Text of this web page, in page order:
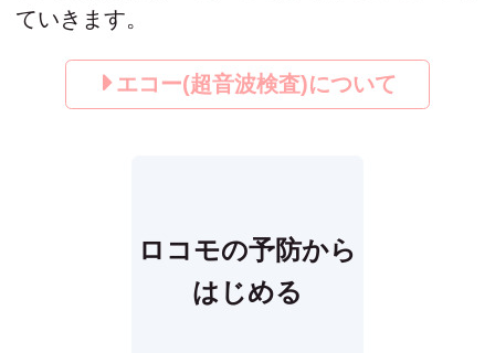
ていきます。
エコー(超音波検査)について
ロコモの予防から
はじめる